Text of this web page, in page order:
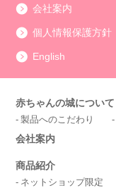
会社案内
個人情報保護方針
English
赤ちゃんの城について
製品へのこだわり
会社案内
商品紹介
ネットショップ限定